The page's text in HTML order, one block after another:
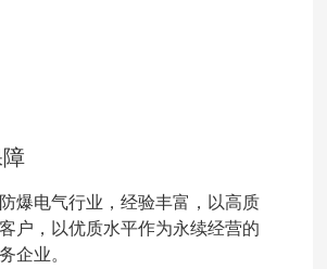
爆电气行业，经验丰富，以高质
户，以优质水平作为永续经营的
企业。